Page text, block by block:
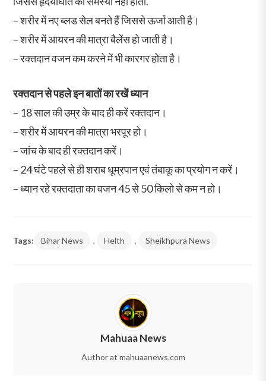
– शरीर में नए ब्लड सेल बनते हैं जिससे ऊर्जा आती है।
– शरीर में आयरन की मात्रा बैलेंस हो जाती है।
– रक्तदान वजन कम करने में भी कारगर होता है।
रक्तदान से पहले इन बातों का रखें ध्यान
– 18 साल की उम्र के बाद ही करें रक्तदान।
– शरीर में आयरन की मात्रा भरपूर हो।
– जांच के बाद ही रक्तदान करें।
– 24 घंटे पहले से ही शराब धूम्रपान एवं तंबाकू का प्रयोग न करें।
– ध्यान रहे रक्तदाता का वजन 45 से 50 किलो से कम न हो।
Tags: Bihar News , Helth , Sheikhpura News
Mahuaa News
Author at mahuaanews.com